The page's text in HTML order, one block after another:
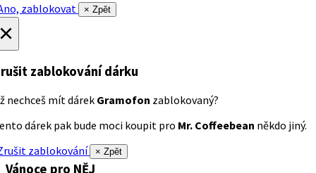
zablokovat
× Zpět
zablokování dárku
nechceš mít dárek Gramofon zablokovaný?
dárek pak bude moci koupit pro Mr. Coffeebean někdo jiný.
zablokování
× Zpět
Vánoce pro NĚJ